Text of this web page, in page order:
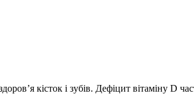
кісток і зубів. Дефіцит вітаміну D